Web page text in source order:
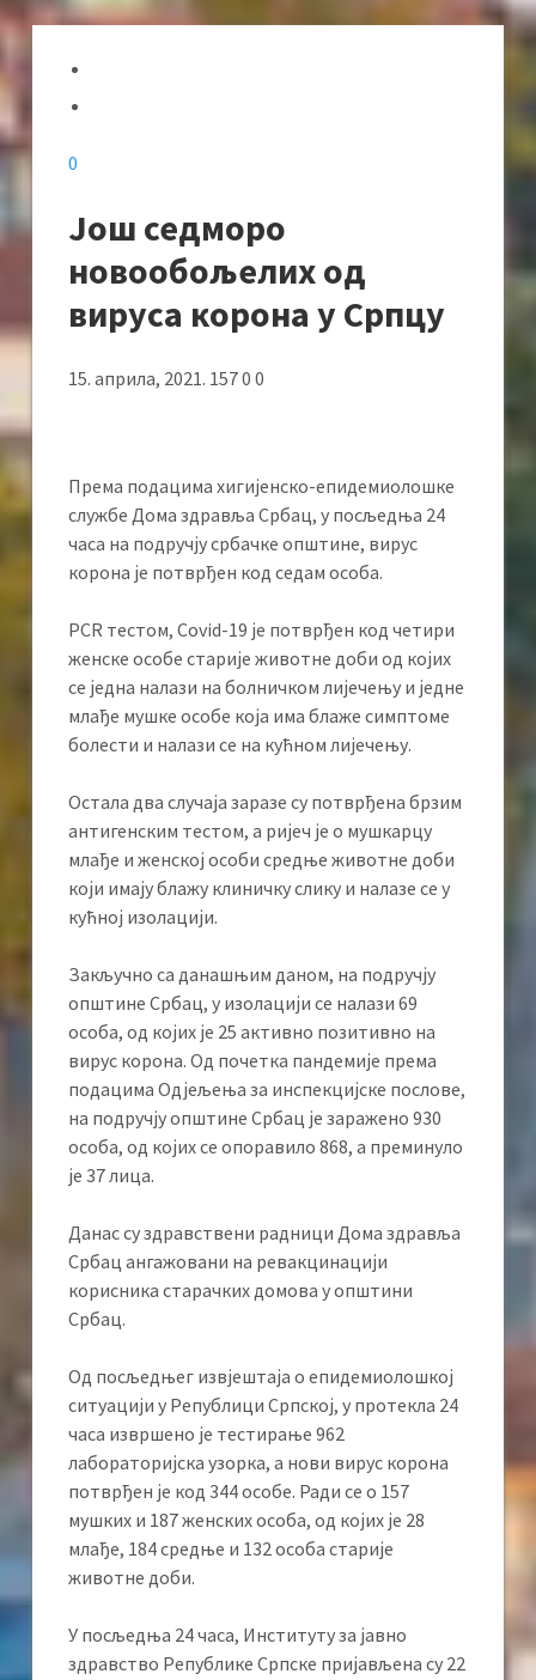
0
Још седморо
новообољелих од
вируса корона у Српцу
15. априла, 2021. 157 0 0
Према подацима хигијенско-епидемиолошке
службе Дома здравља Србац, у посљедња 24
часа на подручју србачке општине, вирус
корона је потврђен код седам особа.
PCR тестом, Covid-19 је потврђен код четири
женске особе старије животне доби од којих
се једна налази на болничком лијечењу и једне
млађе мушке особе која има блаже симптоме
болести и налази се на кућном лијечењу.
Остала два случаја заразе су потврђена брзим
антигенским тестом, а ријеч је о мушкарцу
млађе и женској особи средње животне доби
који имају блажу клиничку слику и налазе се у
кућној изолацији.
Закључно са данашњим даном, на подручју
општине Србац, у изолацији се налази 69
особа, од којих је 25 активно позитивно на
вирус корона. Од почетка пандемије према
подацима Одјељења за инспекцијске послове,
на подручју општине Србац је заражено 930
особа, од којих се опоравило 868, а преминуло
је 37 лица.
Данас су здравствени радници Дома здравља
Србац ангажовани на ревакцинацији
корисника старачких домова у општини
Србац.
Од посљедњег извјештаја о епидемиолошкој
ситуацији у Републици Српској, у протекла 24
часа извршено је тестирање 962
лабораторијска узорка, а нови вирус корона
потврђен је код 344 особе. Ради се о 157
мушких и 187 женских особа, од којих је 28
млађе, 184 средње и 132 особа старије
животне доби.
У посљедња 24 часа, Институту за јавно
здравство Републике Српске пријављена су 22